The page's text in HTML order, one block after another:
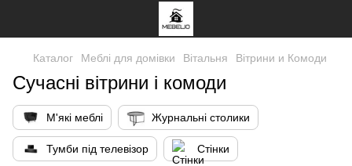
Каталог Меблі для домівки Вітальня Вітрини и Комоди
Сучасні вітрини і комоди
М'які меблі Журнальні столики
Тумби під телевізор Стінки